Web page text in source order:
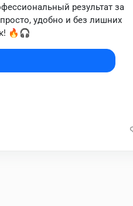
результат за
удобно и без лишних
🔥🎧